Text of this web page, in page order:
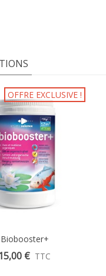
OFFRE EXCLUSIVE !
Aperçu Rapide
Biobooster+
€ TTC